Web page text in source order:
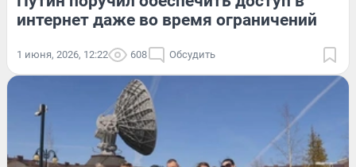
интернет даже во время ограничений
1 июня, 2026, 12:22 608 Обсудить